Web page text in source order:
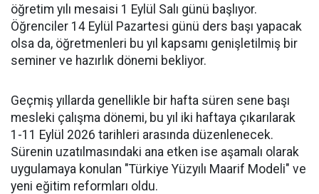
öğretim yılı mesaisi 1 Eylül Salı günü başlıyor.
Öğrenciler 14 Eylül Pazartesi günü ders başı yapacak
olsa da, öğretmenleri bu yıl kapsamı genişletilmiş bir
seminer ve hazırlık dönemi bekliyor.
Geçmiş yıllarda genellikle bir hafta süren sene başı
mesleki çalışma dönemi, bu yıl iki haftaya çıkarılarak
1-11 Eylül 2026 tarihleri arasında düzenlenecek.
Sürenin uzatılmasındaki ana etken ise aşamalı olarak
uygulamaya konulan "Türkiye Yüzyılı Maarif Modeli" ve
yeni eğitim reformları oldu.